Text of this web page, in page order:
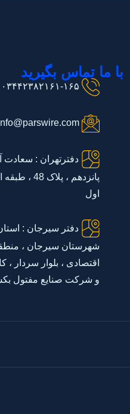
با ما تماس بگیرید
۰۳۴۴۲۳۸۲۱۶۱-۱۶۵
دفترتهران : سعادت
پانزدهم ، پلاک
اول
دفتر سیرجان :
شهرستان سیرجان ،
اقتصادی ، بلوار سردار ،
و شرکت صنایع مفتول